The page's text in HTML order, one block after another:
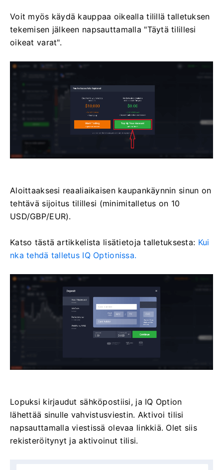
Voit myös käydä kauppaa oikealla tilillä talletuksen
tekemisen jälkeen napsauttamalla "Täytä tilillesi
oikeat varat".
Aloittaaksesi reaaliaikaisen kaupankäynnin sinun on
tehtävä sijoitus tilillesi (minimitalletus on 10
USD/GBP/EUR).
Katso tästä artikkelista lisätietoja talletuksesta: Kui
nka tehdä talletus IQ Optionissa.
Lopuksi kirjaudut sähköpostiisi, ja IQ Option
lähettää sinulle vahvistusviestin. Aktivoi tilisi
napsauttamalla viestissä olevaa linkkiä. Olet siis
rekisteröitynyt ja aktivoinut tilisi.